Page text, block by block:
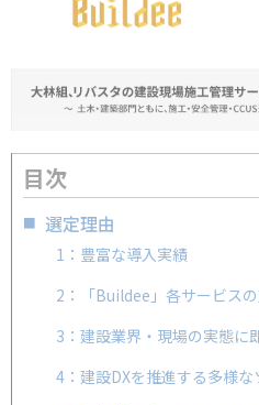
目次
選定理由
1：豊富な導入実績
2：「Buildee」各サービス
3：建設業界・現場の実態に
4：建設DXを推進する多様